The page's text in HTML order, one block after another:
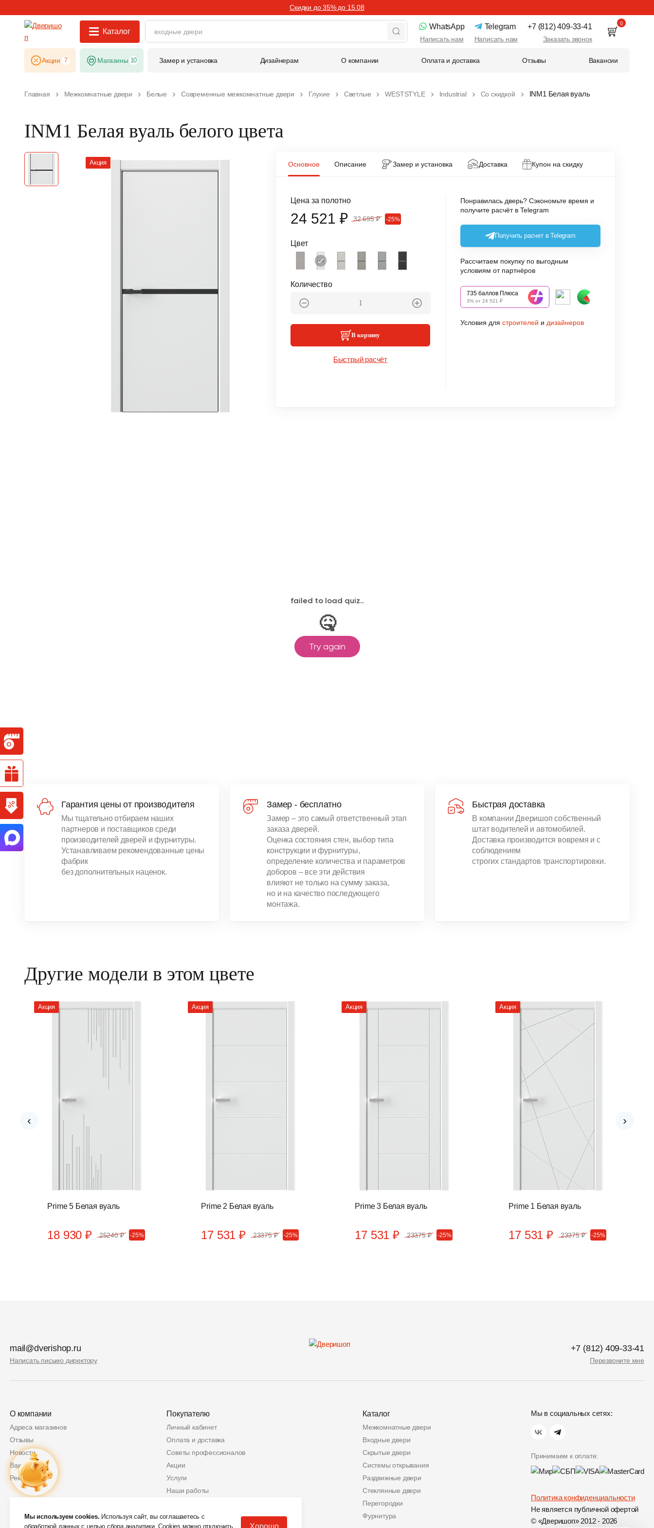
Скидки до 35% до 15.08
Каталог
WhatsApp
Написать нам
Telegram
Написать нам
+7 (812) 409-33-41
Заказать звонок
0
Акции 7 Магазины 10 Замер и установка Дизайнерам О компании Оплата и доставка Отзывы Вакансии
Главная Межкомнатные двери Белые Современные межкомнатные двери Глухие Светлые WESTSTYLE Industrial Со скидкой INM1 Белая вуаль
INM1 Белая вуаль белого цвета
Акция Основное Описание Замер и установка Доставка Купон на скидку
Цвет
Количество
Цена за полотно
24 521 ₽ 32 695 ₽ -25%
В корзину
Быстрый расчёт
Понравилась дверь? Сэкономьте время и
получите расчёт в Telegram
Получить расчет в Telegram
Рассчитаем покупку по выгодным
условиям от партнёров
735 баллов Плюса
3% от 24 521 ₽
Условия для строителей и дизайнеров
Гарантия цены от производителя
Мы тщательно отбираем наших
партнеров и поставщиков среди
производителей дверей и фурнитуры.
Устанавливаем рекомендованные цены
фабрик
без дополнительных наценок.
Замер - бесплатно
Замер – это самый ответственный этап
заказа дверей.
Оценка состояния стен, выбор типа
конструкции и фурнитуры,
определение количества и параметров
доборов – все эти действия
влияют не только на сумму заказа,
но и на качество последующего
монтажа.
Быстрая доставка
В компании Дверишоп собственный
штат водителей и автомобилей.
Доставка производится вовремя и с
соблюдением
строгих стандартов транспортировки.
Другие модели в этом цвете
Акция
Prime 5 Белая вуаль
18 930 ₽ 25240 ₽ -25%
Акция
Prime 2 Белая вуаль
17 531 ₽ 23375 ₽ -25%
Акция
Prime 3 Белая вуаль
17 531 ₽ 23375 ₽ -25%
Акция
Prime 1 Белая вуаль
17 531 ₽ 23375 ₽ -25%
‹ ›
mail@dverishop.ru
Написать письмо директору
+7 (812) 409-33-41
Перезвоните мне
О компании
Адреса магазинов
Отзывы
Новости
Вакансии
Реквизиты
Покупателю
Личный кабинет
Оплата и доставка
Советы профессионалов
Акции
Услуги
Наши работы
Защита персональных данных
Каталог
Межкомнатные двери
Входные двери
Скрытые двери
Системы открывания
Раздвижные двери
Стеклянные двери
Перегородки
Фурнитура
Мы в социальных сетях:
Принимаем к оплате:
Политика конфиденциальности
Не является публичной офертой
© «Дверишоп» 2012 - 2026
2 000 руб.
Мы используем cookies. Используя сайт, вы соглашаетесь с
обработкой данных с целью сбора аналитики. Cookies можно отключить Хорошо